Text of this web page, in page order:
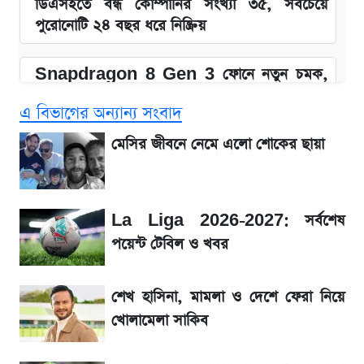
ডিএসইতে বন্ধ কোম্পানির সংখ্যা ৩৫, সবচেয়ে
পুরোনোটি ২৪ বছর ধরে নিষ্ক্রিয়
Snapdragon 8 Gen 3 ফোনে নতুন চমক,
SSC Result 2026: যে ৩ উপায়ে জানা যাবে
ফল
১৮০ দিনের মূল্যায়ন শেষে মন্ত্রিসভায় পরিবর্তন
জেনে নিন আজকের সোনা ও রুপার সর্বশেষ দাম
আগে দেখে নিন, আজকের সোনার নতুন দাম
এ বিভাগের অন্যান্য সংবাদ
মেসির জীবনে নেমে এলো শোকের ছায়া
La Liga 2026-2027: সর্বশেষ
পয়েন্ট টেবিল ও খবর
শেখ হাসিনা, মামলা ও দেশে ফেরা নিয়ে
খোলামেলা সাকিব